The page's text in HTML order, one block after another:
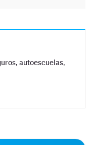
autoescuelas,